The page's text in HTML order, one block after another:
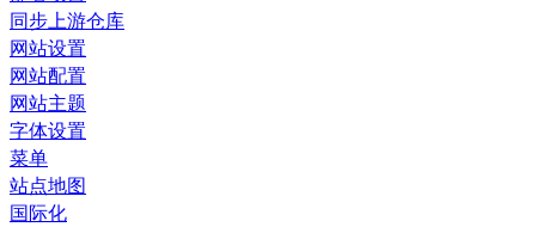
同步上游仓库
网站设置
网站配置
网站主题
字体设置
菜单
站点地图
国际化